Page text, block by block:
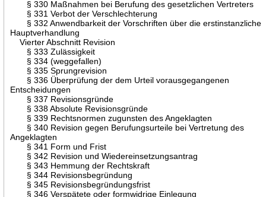
§ 330 Maßnahmen bei Berufung des gesetzlichen Vertreters
§ 331 Verbot der Verschlechterung
§ 332 Anwendbarkeit der Vorschriften über die erstinstanzliche
Hauptverhandlung
Vierter Abschnitt Revision
§ 333 Zulässigkeit
§ 334 (weggefallen)
§ 335 Sprungrevision
§ 336 Überprüfung der dem Urteil vorausgegangenen
Entscheidungen
§ 337 Revisionsgründe
§ 338 Absolute Revisionsgründe
§ 339 Rechtsnormen zugunsten des Angeklagten
§ 340 Revision gegen Berufungsurteile bei Vertretung des
Angeklagten
§ 341 Form und Frist
§ 342 Revision und Wiedereinsetzungsantrag
§ 343 Hemmung der Rechtskraft
§ 344 Revisionsbegründung
§ 345 Revisionsbegründungsfrist
§ 346 Verspätete oder formwidrige Einlegung